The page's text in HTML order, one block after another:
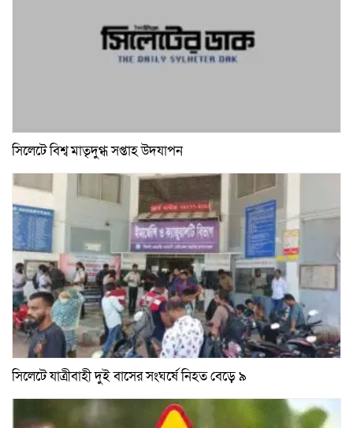
সিলেটে বিশ্ব মাতৃদুগ্ধ সপ্তাহ উদযাপন
সিলেটে যাত্রীবাহী দুই বাসের সংঘর্ষে নিহত বেড়ে ৯